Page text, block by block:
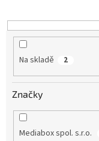
t
ů
Na skladě 2
Značky
Mediabox spol. s.r.o.